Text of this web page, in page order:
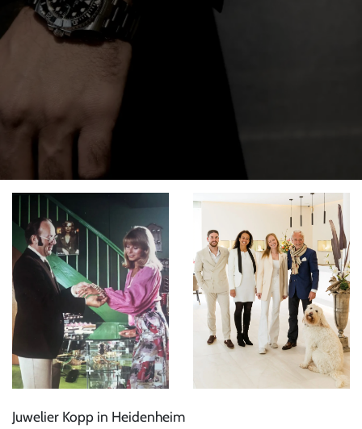
Juwelier Kopp in Heidenheim